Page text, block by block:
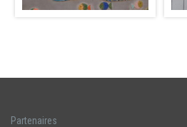
Partenaires